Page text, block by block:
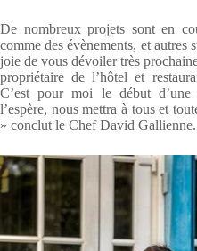
De nombreux projets sont en
comme des évènements, et autres
joie de vous dévoiler très
propriétaire de l’hôtel et
C’est pour moi le début
l’espère, nous mettra à tous et
» conclut le Chef David Gallienne.